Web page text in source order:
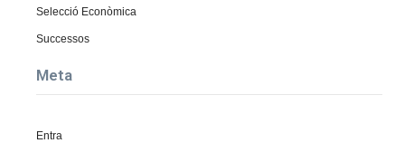
Selecció Econòmica
Successos
Meta
Entra